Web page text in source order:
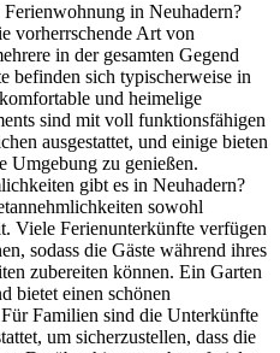
in Neuhadern?
vorherrschende Art von
in der gesamten Gegend
befinden sich typischerweise in
und heimelige
sind mit voll funktionsfähigen
ausgestattet, und einige bieten
Umgebung zu genießen.
gibt es in Neuhadern?
sowohl
Viele Ferienunterkünfte verfügen
sodass die Gäste während ihres
zubereiten können. Ein Garten
bietet einen schönen
Familien sind die Unterkünfte
um sicherzustellen, dass die